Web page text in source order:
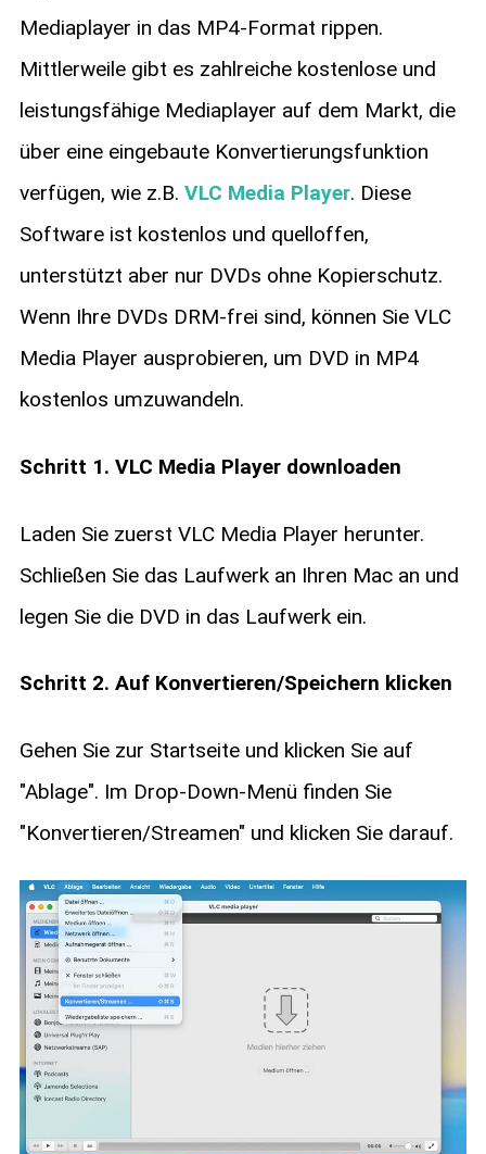
Mediaplayer in das MP4-Format rippen.
Mittlerweile gibt es zahlreiche kostenlose und
leistungsfähige Mediaplayer auf dem Markt, die
über eine eingebaute Konvertierungsfunktion
verfügen, wie z.B. VLC Media Player. Diese
Software ist kostenlos und quelloffen,
unterstützt aber nur DVDs ohne Kopierschutz.
Wenn Ihre DVDs DRM-frei sind, können Sie VLC
Media Player ausprobieren, um DVD in MP4
kostenlos umzuwandeln.
Schritt 1. VLC Media Player downloaden
Laden Sie zuerst VLC Media Player herunter.
Schließen Sie das Laufwerk an Ihren Mac an und
legen Sie die DVD in das Laufwerk ein.
Schritt 2. Auf Konvertieren/Speichern klicken
Gehen Sie zur Startseite und klicken Sie auf
"Ablage". Im Drop-Down-Menü finden Sie
"Konvertieren/Streamen" und klicken Sie darauf.